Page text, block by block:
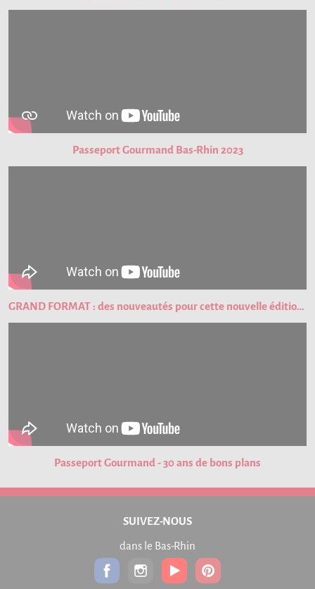
Passeport Gourmand Bas-Rhin 2023
GRAND FORMAT : des nouveautés pour cette nouvelle édition du Passeport Gourmand !
Passeport Gourmand - 30 ans de bons plans
SUIVEZ-NOUS
dans le Bas-Rhin